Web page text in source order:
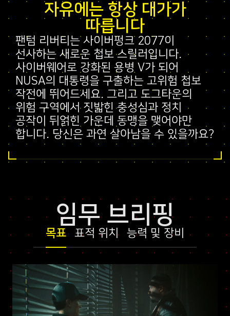
자유에는 항상 대가가
따릅니다
팬텀 리버티는 사이버펑크 2077이
선사하는 새로운 첩보 스릴러입니다.
사이버웨어로 강화된 용병 V가 되어
NUSA의 대통령을 구출하는 고위험 첩보
작전에 뛰어드세요. 그리고 도그타운의
위험 구역에서 짓밟힌 충성심과 정치
공작이 뒤얽힌 가운데 동맹을 맺어야만
합니다. 당신은 과연 살아남을 수 있을까요?
임무 브리핑
목표 표적 위치 능력 및 장비